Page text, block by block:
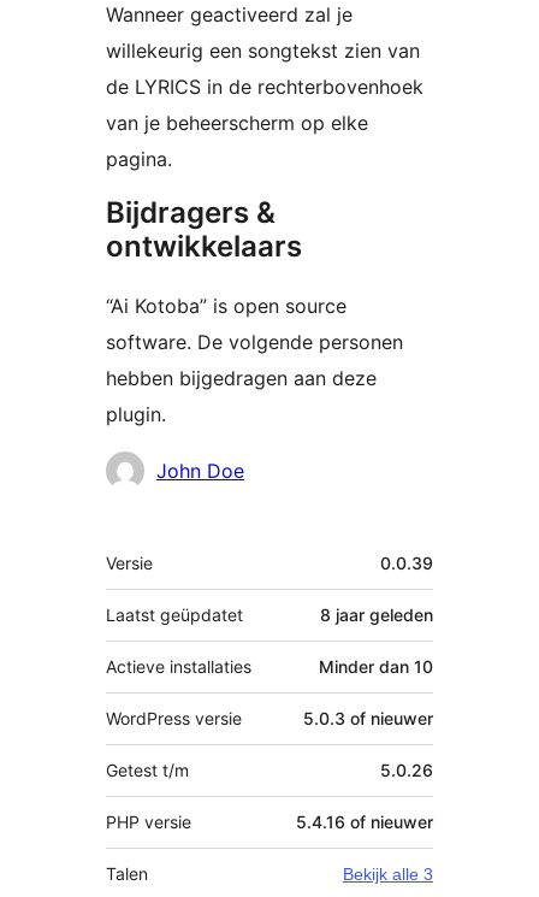
Wanneer geactiveerd zal je
willekeurig een songtekst zien van
de LYRICS in de rechterbovenhoek
van je beheerscherm op elke
pagina.
Bijdragers &
ontwikkelaars
“Ai Kotoba” is open source
software. De volgende personen
hebben bijgedragen aan deze
plugin.
BijdragersJohn Doe
Meta
Versie 0.0.39
Laatst geüpdatet 8 jaar geleden
Actieve installaties Minder dan 10
WordPress versie 5.0.3 of nieuwer
Getest t/m 5.0.26
PHP versie 5.4.16 of nieuwer
Talen Bekijk alle 3